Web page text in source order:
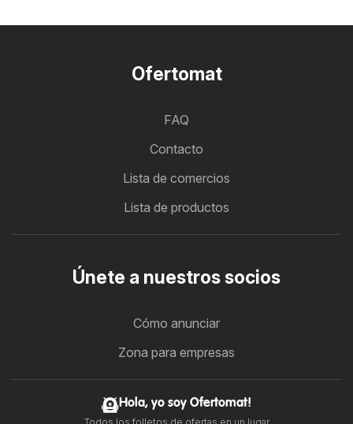
Ofertomat
FAQ
Contacto
Lista de comercios
Lista de productos
Únete a nuestros socios
Cómo anunciar
Zona para empresas
Hola, yo soy Ofertomat!